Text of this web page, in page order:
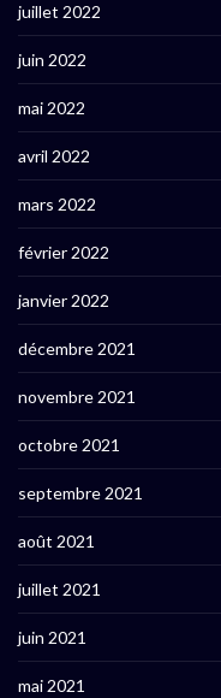
juillet 2022
juin 2022
mai 2022
avril 2022
mars 2022
février 2022
janvier 2022
décembre 2021
novembre 2021
octobre 2021
septembre 2021
août 2021
juillet 2021
juin 2021
mai 2021